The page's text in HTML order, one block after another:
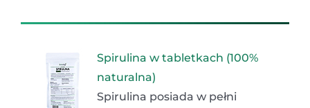
Spirulina w tabletkach (100%
naturalna)
Spirulina posiada w pełni